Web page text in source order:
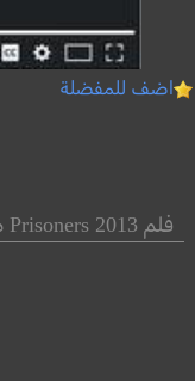
اضف للمفضلة
فلم Prisoners 2013 مترجم عربي بالكامل اون لاين على فشار